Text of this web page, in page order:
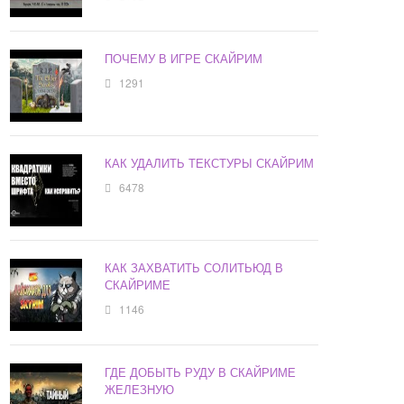
ПОЧЕМУ В ИГРЕ СКАЙРИМ
1291
КАК УДАЛИТЬ ТЕКСТУРЫ СКАЙРИМ
6478
КАК ЗАХВАТИТЬ СОЛИТЬЮД В
СКАЙРИМЕ
1146
ГДЕ ДОБЫТЬ РУДУ В СКАЙРИМЕ
ЖЕЛЕЗНУЮ